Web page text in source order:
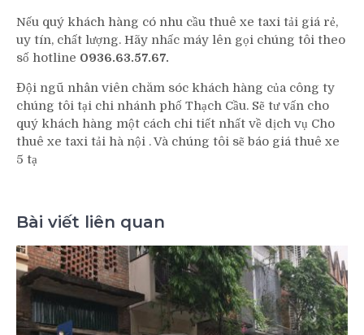
Nếu quý khách hàng có nhu cầu thuê xe taxi tải giá rẻ,
uy tín, chất lượng. Hãy nhấc máy lên gọi chúng tôi theo
số hotline 0936.63.57.67.
Đội ngũ nhân viên chăm sóc khách hàng của công ty
chúng tôi tại chi nhánh phố Thạch Cầu. Sẽ tư vấn cho
quý khách hàng một cách chi tiết nhất về dịch vụ Cho
thuê xe taxi tải hà nội . Và chúng tôi sẽ báo giá thuê xe
5 tạ
Bài viết liên quan